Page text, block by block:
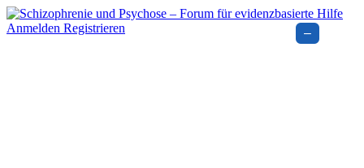
Anmelden Registrieren –